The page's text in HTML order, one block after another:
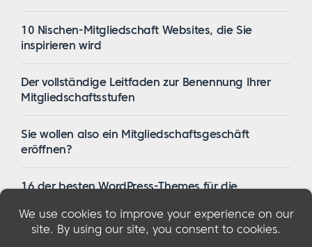
10 Nischen-Mitgliedschaft Websites, die Sie
inspirieren wird
Der vollständige Leitfaden zur Benennung Ihrer
Mitgliedschaftsstufen
Sie wollen also ein Mitgliedschaftsgeschäft
eröffnen?
16 der besten WordPress-Themes für die